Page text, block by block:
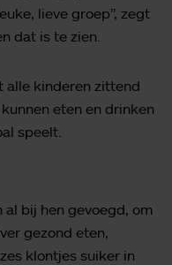
lieve groep”, zegt
dat is te zien.
alle kinderen zittend
eten en drinken
speelt.
al bij hen gevoegd, om
gezond eten,
klontjes suiker in